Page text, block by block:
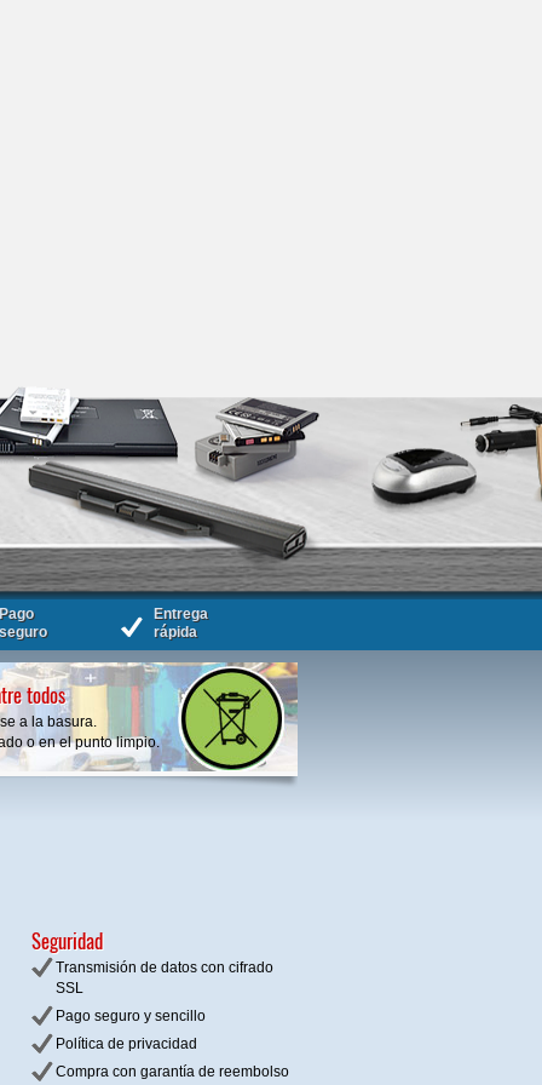
Pago
seguro
Entrega
rápida
todos
a la basura.
o en el punto limpio.
Seguridad
Transmisión de datos con cifrado
SSL
Pago seguro y sencillo
Política de privacidad
Compra con garantía de reembolso